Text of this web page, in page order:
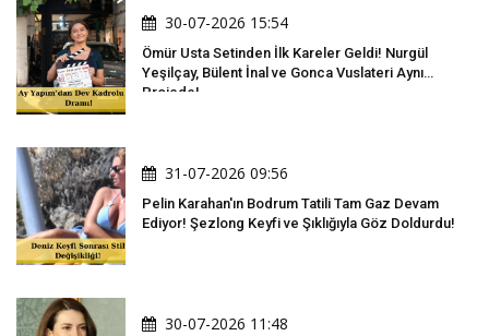
30-07-2026 15:54
Ömür Usta Setinden İlk Kareler Geldi! Nurgül
Yeşilçay, Bülent İnal ve Gonca Vuslateri Aynı
Projede!
31-07-2026 09:56
Pelin Karahan'ın Bodrum Tatili Tam Gaz Devam
Ediyor! Şezlong Keyfi ve Şıklığıyla Göz Doldurdu!
30-07-2026 11:48